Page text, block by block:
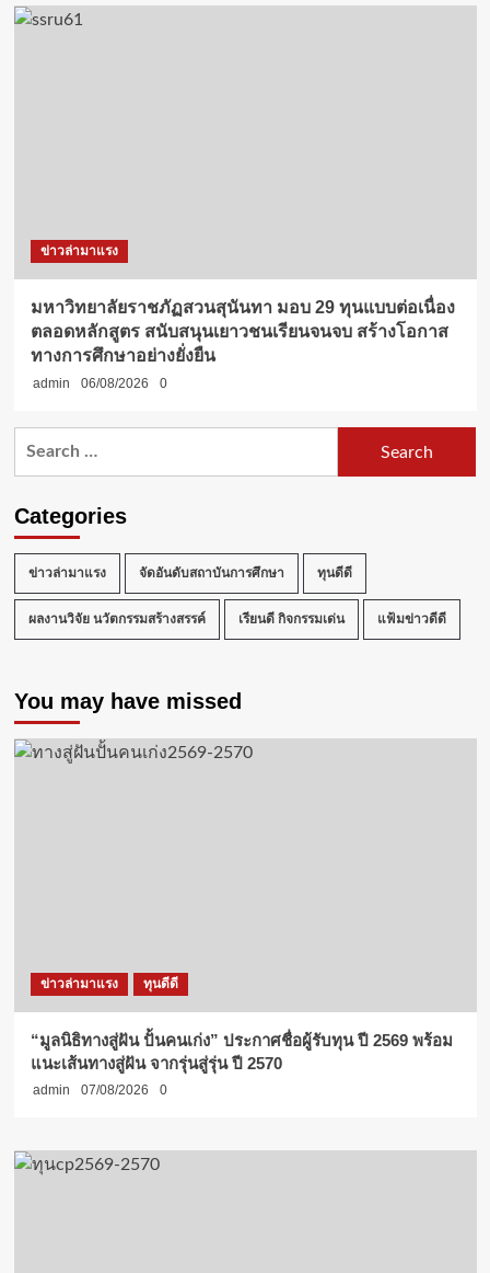
ข่าวล่ามาแรง
มหาวิทยาลัยราชภัฏสวนสุนันทา มอบ 29 ทุนแบบต่อเนื่อง
ตลอดหลักสูตร สนับสนุนเยาวชนเรียนจนจบ สร้างโอกาส
ทางการศึกษาอย่างยั่งยืน
admin 06/08/2026 0
Categories
ข่าวล่ามาแรง จัดอันดับสถาบันการศึกษา ทุนดีดี
ผลงานวิจัย นวัตกรรมสร้างสรรค์ เรียนดี กิจกรรมเด่น แฟ้มข่าวดีดี
You may have missed
ข่าวล่ามาแรง ทุนดีดี
“มูลนิธิทางสู่ฝัน ปั้นคนเก่ง” ประกาศชื่อผู้รับทุน ปี 2569 พร้อม
แนะเส้นทางสู่ฝัน จากรุ่นสู่รุ่น ปี 2570
admin 07/08/2026 0